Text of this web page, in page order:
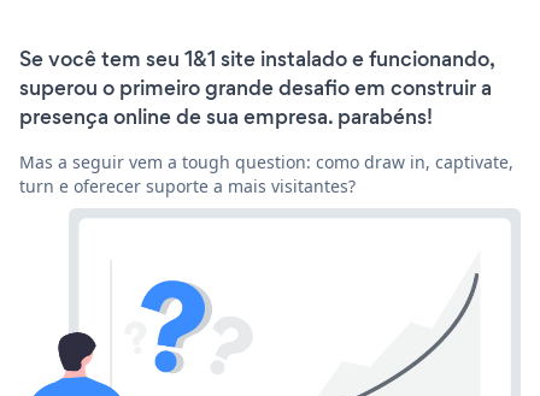
Se você tem seu 1&1 site instalado e funcionando,
superou o primeiro grande desafio em construir a
presença online de sua empresa. parabéns!
Mas a seguir vem a tough question: como draw in, captivate,
turn e oferecer suporte a mais visitantes?